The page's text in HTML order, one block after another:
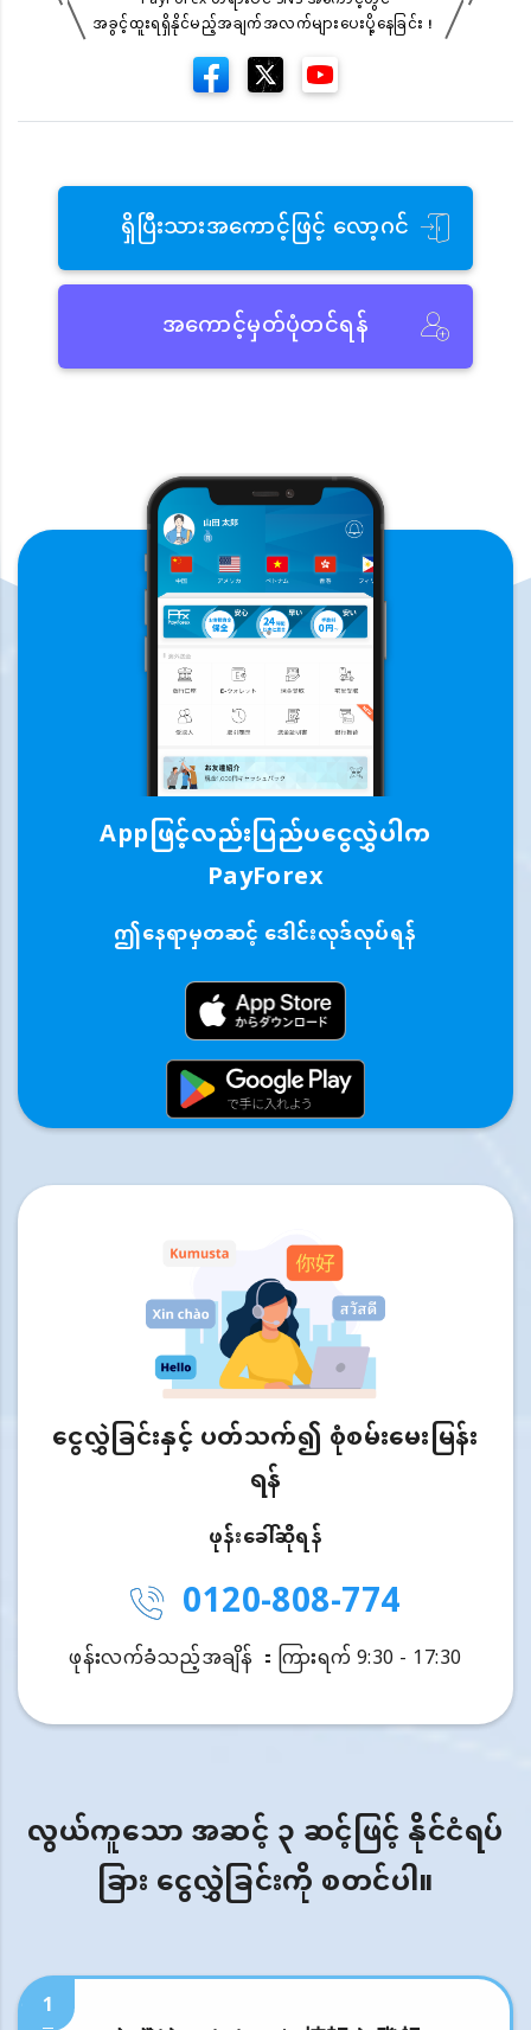
အခွင့်ထူးရရှိနိုင်မည့်အချက်အလက်များပေးပို့နေခြင်း！
ရှိပြီးသားအကောင့်ဖြင့် လော့ဂင်
အကောင့်မှတ်ပုံတင်ရန်
Appဖြင့်လည်းပြည်ပငွေလွှဲပါက
PayForex
ဤနေရာမှတဆင့် ဒေါင်းလုဒ်လုပ်ရန်
ငွေလွှဲခြင်းနှင့် ပတ်သက်၍ စုံစမ်းမေးမြန်း
ရန်
ဖုန်းခေါ်ဆိုရန်
0120-808-774
ဖုန်းလက်ခံသည့်အချိန် ：ကြားရက် 9:30 - 17:30
လွယ်ကူသော အဆင့် ၃ ဆင့်ဖြင့် နိုင်ငံရပ်
ခြား ငွေလွှဲခြင်းကို စတင်ပါ။
1